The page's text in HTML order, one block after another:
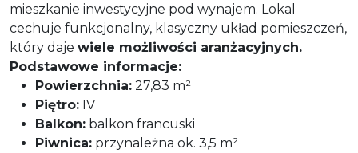
mieszkanie inwestycyjne pod wynajem. Lokal
cechuje funkcjonalny, klasyczny układ pomieszczeń,
który daje wiele możliwości aranżacyjnych.
Podstawowe informacje:
Powierzchnia: 27,83 m²
Piętro: IV
Balkon: balkon francuski
Piwnica: przynależna ok. 3,5 m²